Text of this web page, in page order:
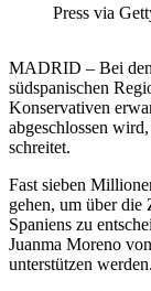
Press via
MADRID – Bei den
südspanischen
Konservativen
abgeschlossen
schreitet.
Fast sieben
gehen, um über die
Spaniens zu
Juanma Moreno
unterstützen werden.